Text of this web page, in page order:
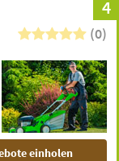
4
(0)
einholen